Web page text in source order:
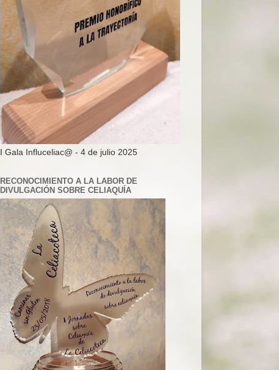
I Gala Influceliac@ - 4 de julio 2025
RECONOCIMIENTO A LA LABOR DE
DIVULGACIÓN SOBRE CELIAQUÍA